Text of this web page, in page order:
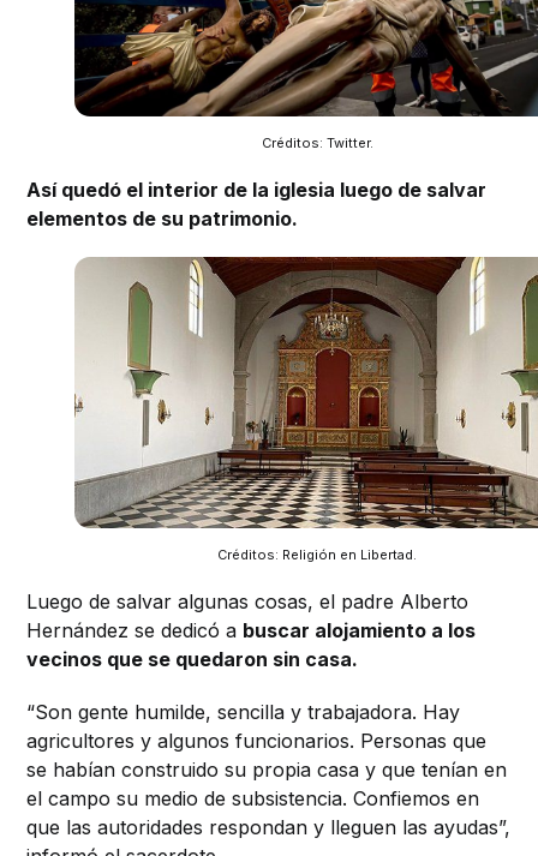
Créditos: Twitter.
Así quedó el interior de la iglesia luego de salvar
elementos de su patrimonio.
Créditos: Religión en Libertad.
Luego de salvar algunas cosas, el padre Alberto
Hernández se dedicó a buscar alojamiento a los
vecinos que se quedaron sin casa.
“Son gente humilde, sencilla y trabajadora. Hay
agricultores y algunos funcionarios. Personas que
se habían construido su propia casa y que tenían en
el campo su medio de subsistencia. Confiemos en
que las autoridades respondan y lleguen las ayudas”,